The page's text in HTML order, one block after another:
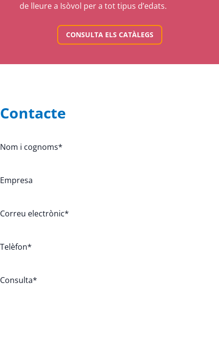
de lleure a Isòvol per a tot tipus d’edats.
CONSULTA ELS CATÀLEGS
Contacte
Nom i cognoms*
Empresa
Correu electrònic*
Telèfon*
Consulta*